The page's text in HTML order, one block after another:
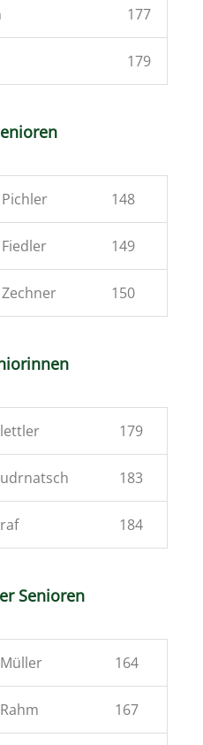
177
179
Pichler 148
Fiedler 149
Zechner 150
179
183
184
Senioren
Müller 164
Rahm 167